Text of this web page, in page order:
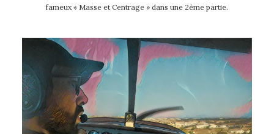
fameux « Masse et Centrage » dans une 2ème partie.